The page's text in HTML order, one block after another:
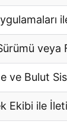
veya
ve Bulut
Ekibi ile